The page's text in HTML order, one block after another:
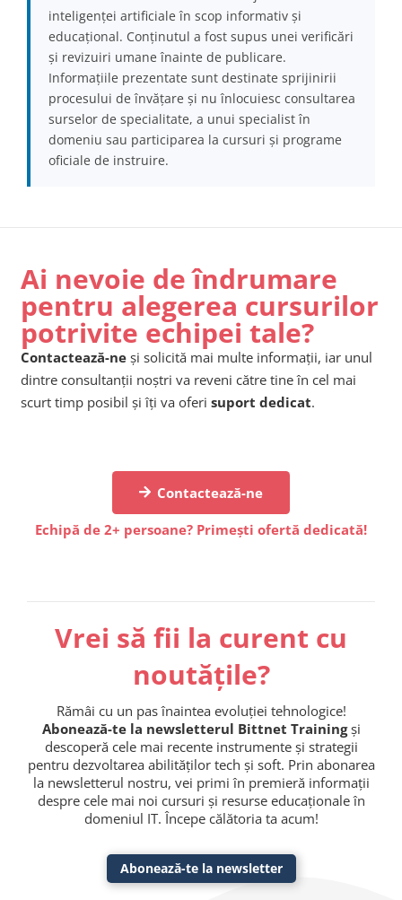
inteligenței artificiale în scop informativ și
educațional. Conținutul a fost supus unei verificări
și revizuiri umane înainte de publicare.
Informațiile prezentate sunt destinate sprijinirii
procesului de învățare și nu înlocuiesc consultarea
surselor de specialitate, a unui specialist în
domeniu sau participarea la cursuri și programe
oficiale de instruire.
Ai nevoie de îndrumare
pentru alegerea cursurilor
potrivite echipei tale?
Contactează-ne și solicită mai multe informații, iar unul
dintre consultanții noștri va reveni către tine în cel mai
scurt timp posibil și îți va oferi suport dedicat.
Contactează-ne
Echipă de 2+ persoane? Primești ofertă dedicată!
Vrei să fii la curent cu
noutățile?
Rămâi cu un pas înaintea evoluției tehnologice!
Abonează-te la newsletterul Bittnet Trainingși
descoperă cele mai recente instrumente și strategii
pentru dezvoltarea abilităților tech și soft. Prin abonarea
la newsletterul nostru, vei primi în premieră informații
despre cele mai noi cursuri și resurse educaționale în
domeniul IT. Începe călătoria ta acum!
Abonează-te la newsletter